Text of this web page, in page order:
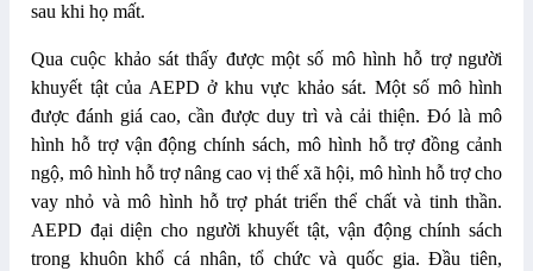
sau khi họ mất.
Qua cuộc khảo sátthấy đượcmột số mô hình hỗ trợ người
khuyết tật của AEPD ở khu vực khảo sát. Một số mô hình
được đánh giá cao, cần được duy trì và cải thiện. Đó là mô
hình hỗ trợ vận động chính sách, mô hình hỗ trợ đồng cảnh
ngộ, mô hình hỗ trợ nâng cao vị thế xã hội, mô hình hỗ trợ cho
vay nhỏ và mô hình hỗ trợ phát triển thể chất và tinh thần.
AEPD đại diện cho người khuyết tật, vận động chính sách
trong khuôn khổ cá nhân, tổ chức và quốc gia. Đầu tiên,